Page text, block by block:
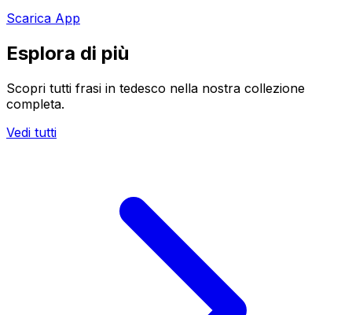
Scarica App
Esplora di più
Scopri tutti frasi in tedesco nella nostra collezione
completa.
Vedi tutti